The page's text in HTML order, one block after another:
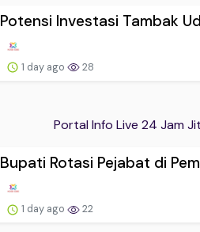
Potensi Investasi Tambak
1 day ago 28
Portal Info Live 24 Jam
Bupati Rotasi Pejabat di
1 day ago 22